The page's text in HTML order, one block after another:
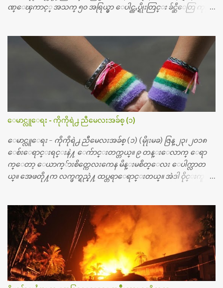
ဏ္ေၾကာင့္ အသက္ ၅၀ အရြယ္မွာ ေပါင္ညႇပ္ရိုးတြင္း ခ်င္ဆီေတြ ကုန္ခ
စၿပီး၊ အာရွေတာ္ဝင္ခြဲစိတ္ခန္းကို ငွားရမ္းခြဲစိတ္ အရိုးအစားထိုးကုပါတ
ယ္။ ေဆးစစ္၊ေဆးဝယ္၊ ခြဲစိတ္ကု၊ အရိုးအစားထိုးပစၥည္း စတဲ့စရိ
တ္ေတြနဲ႔ေဆးရံုမွာ ၂ ပတ္ေနထိုင္စရိတ္ သိန္း ၇၀ ေလာက္ ကုန္သြား
ပါတယ္။ သူငယ္ခ်င္းျဖစ္သူကို လာေတြ႔ရင္း ဟိုတယ္လို သန္႔ရွင္းသ
ပ္ရပ္တဲ့ ဝိတိုရိယေဆးရံုမွာ စီတီစကင္ နဲ႔ အမ္အာအိုင္1 စက္ခန္းကိုေ
တြ႔လို႔ေမးၾကည့္ေတာ့ တခါစမ္းရင္ က်ပ္တသိန္းေက်ာ္ က်သင့္
တယ္သိရပါတယ္။ တခါတေလ ကိုယ္လက္ေျခ၊ ဦးေႏွာက္ေတြ အေသး
စိတ္ၾကည့္လိုရင္ ဒီစက္ၾကီးေတြနဲ႔ စမ္းသပ္ရပါတယ္။ ခႏၱာကိုယ္အစိတ္ပို
င္း ကလီစာေတြကိုၾကည့္ရႈတဲ့ အာလထရာေဆာင္း2 စက္ေတြ
ကေတာ့ ေစ်းသိပ္မႀကီးလို႔ ျမန္မာျပည္ေဆးရံုတိုင္းရွိပါတယ္။
တစ္ခါစမ္းရင္ က်ပ္တစ္ေသာင္းေလာက္ က်သင့္ပါတယ္။ စာေရးသူ လြ
န္ခဲ့တဲ့ (၂)...
ေမာင္လူေရး - ကိုကိုရဲ႕ ညီမေလးအခ်စ္ (၁)
ေမာင္လူေရး - ကိုကိုရဲ႕ ညီမေလးအခ်စ္ (၁) (မိုုးမခ) ဇြန္ ၂၃၊ ၂၀၁၈
ေစ်းေရာင္းရင္းနဲ႔ ေက်ာင္းတက္တယ္။ ၉ တန္းေလာက္ ေရာ
က္ေတာ့ ေယာက္်ားစိတ္ကေလးကေန မိန္းမစိတ္ေလး ေပါက္လာတ
ယ္။ အေဖတို႔က လက္ဖက္ရည္နဲ႔ ထပ္တရာေရာင္းတယ္။ အဲဒါ ဝိုင္းကူ
တယ္။ ပန္းပန္တယ္။ မိန္းကေလး အဝတ္အစားေတြကိုလည္း ခုိးဝတ္တ
ယ္။ မိန္းမစိတ္ရွိေတာ့ ရွိေပမယ့္ ကိုယ့္ကိုယ္ကို မိန္းမစိတ္ေပါက္မွန္း
သိတာက ၉ တန္း၊ ၁၀ တန္းေလာက္ကမွ။ ညီအစ္ကို ေမာင္နွမ အားလံုး ၆
ေယာက္ရွိတယ္။ အစ္ကို ၃ ေယာက္၊ အစ္မ ႏွစ္ေယာက္။ အစ္ကိုေတြက
လည္း သူ႔ အေပါင္းအသင္းနဲ႔ သူဆိုေတာ့ အမေတြနဲ႔ဘဲ ေပါ
င္းတယ္။ ျပီးေတာ့ အေဖကလည္း ေယာက္်ားဆုိ ေယာ
က္်ားေလးလုိဘဲ ေနေစခ်င္တယ္။ အေဖ့ကို ေၾကာက္လည္း ေၾကာ